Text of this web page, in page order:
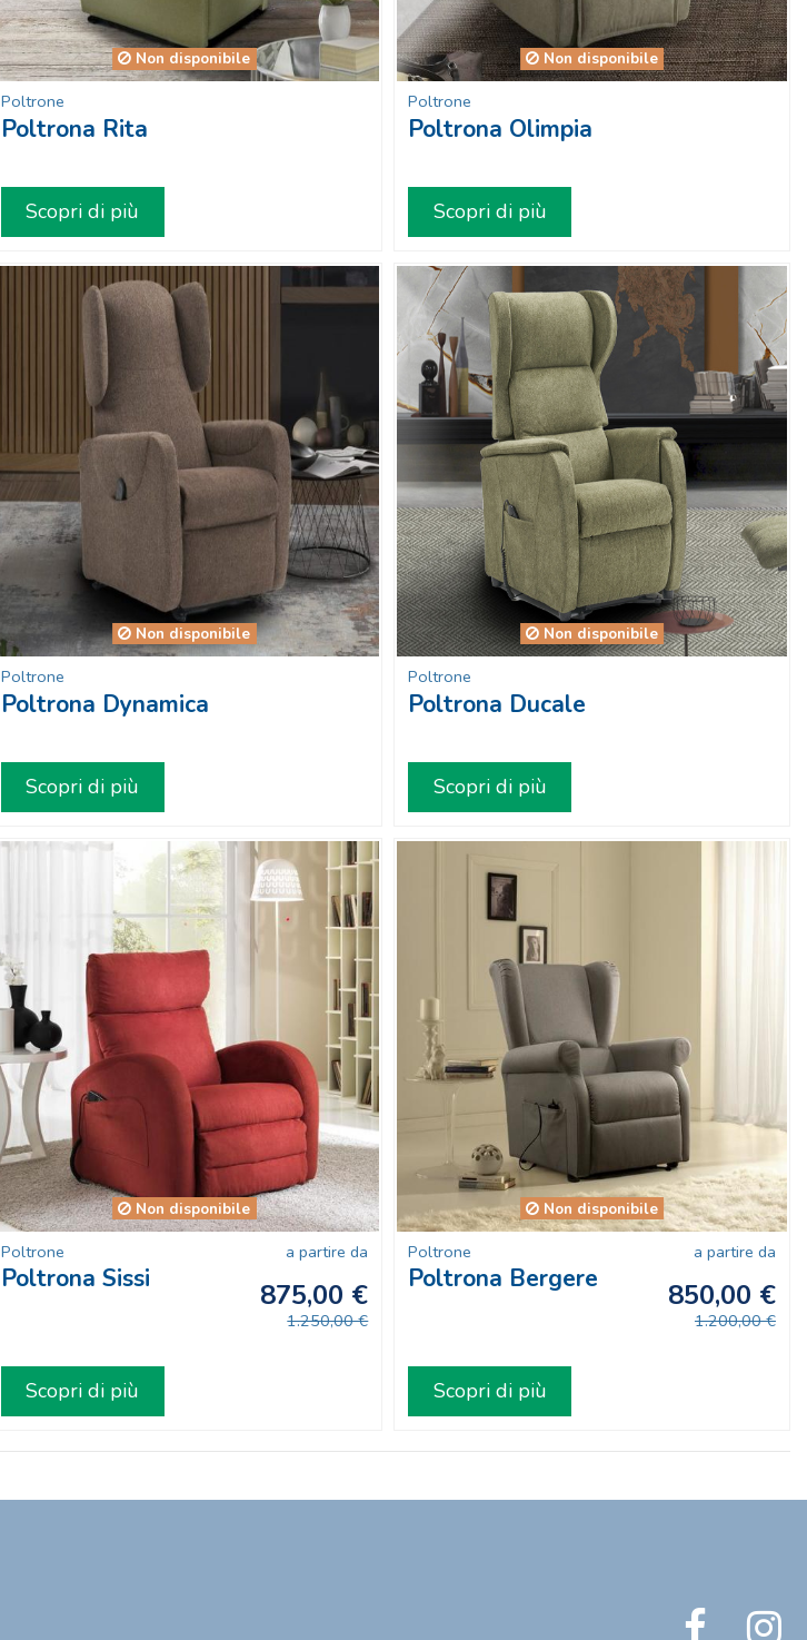
Non disponibile
Poltrone
Poltrona Rita
Scopri di più
Non disponibile
Poltrone
Poltrona Olimpia
Scopri di più
Non disponibile
Poltrone
Poltrona Dynamica
Scopri di più
Non disponibile
Poltrone
Poltrona Ducale
Scopri di più
Non disponibile
Poltrone
Poltrona Sissi
a partire da
875,00 €
1.250,00 €
Scopri di più
Non disponibile
Poltrone
Poltrona Bergere
a partire da
850,00 €
1.200,00 €
Scopri di più